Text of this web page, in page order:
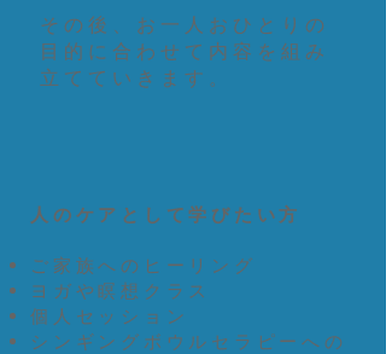
その後、お一人おひとりの
目的に合わせて内容を組み
立てていきます。​
人のケアとして学びたい方
ご家族へのヒーリング
ヨガや瞑想クラス
個人セッション
シンギングボウルセラピーへの